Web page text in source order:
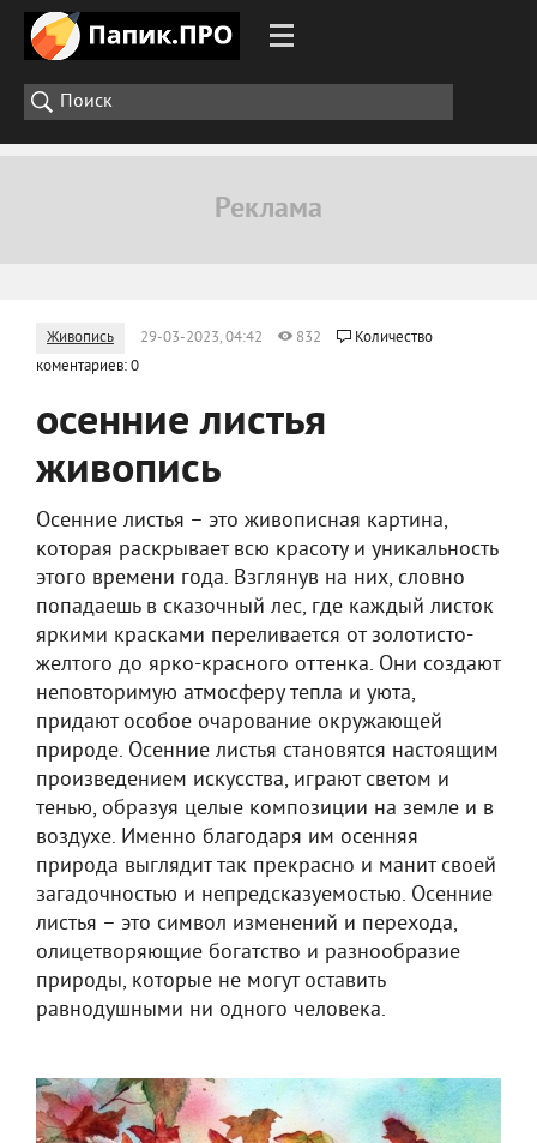
Живопись 29-03-2023, 04:42 832
Количество
коментариев: 0
осенние листья
живопись
Осенние листья – это живописная картина,
которая раскрывает всю красоту и уникальность
этого времени года. Взглянув на них, словно
попадаешь в сказочный лес, где каждый листок
яркими красками переливается от золотисто-
желтого до ярко-красного оттенка. Они создают
неповторимую атмосферу тепла и уюта,
придают особое очарование окружающей
природе. Осенние листья становятся настоящим
произведением искусства, играют светом и
тенью, образуя целые композиции на земле и в
воздухе. Именно благодаря им осенняя
природа выглядит так прекрасно и манит своей
загадочностью и непредсказуемостью. Осенние
листья – это символ изменений и перехода,
олицетворяющие богатство и разнообразие
природы, которые не могут оставить
равнодушными ни одного человека.